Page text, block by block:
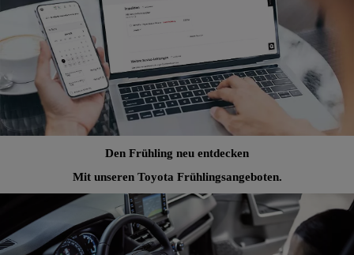
Den Frühling neu entdecken
Mit unseren Toyota Frühlingsangeboten.